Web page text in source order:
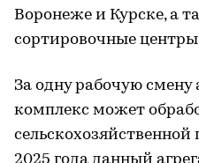
Воронеже и Курске, а
сортировочные центры
За одну рабочую смену
комплекс может
2025 года данный